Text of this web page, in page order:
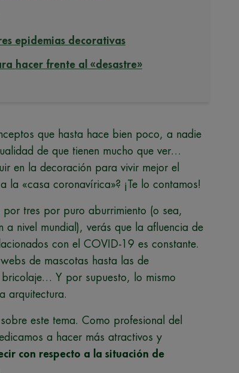
epidemias decorativas
hacer frente al «desastre»
que hasta hace bien poco, a nadie
de que tienen mucho que ver…
en la decoración para vivir mejor el
la «casa coronavírica»? ¡Te lo contamos!
por tres por puro aburrimiento (o sea,
nivel mundial), verás que la afluencia de
con el COVID-19 es constante.
de mascotas hasta las de
Y por supuesto, lo mismo
arquitectura.
este tema. Como profesional del
a hacer más atractivos y
con respecto a la situación de